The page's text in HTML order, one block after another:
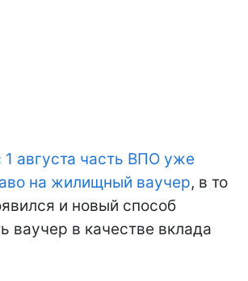
1 августа часть ВПО уже
на жилищный ваучер, в то
и новый способ
ваучер в качестве вклада